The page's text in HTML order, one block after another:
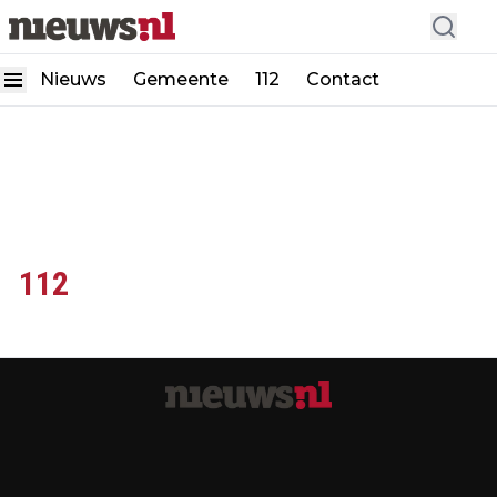
Nieuws Gemeente 112 Contact
112